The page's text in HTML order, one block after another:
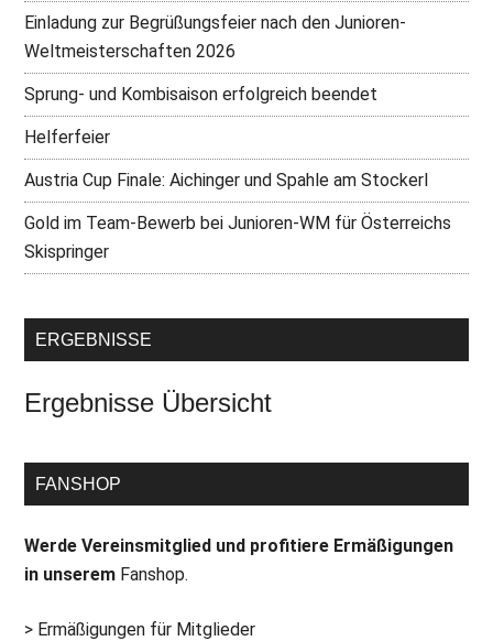
Einladung zur Begrüßungsfeier nach den Junioren-
Weltmeisterschaften 2026
Sprung- und Kombisaison erfolgreich beendet
Helferfeier
Austria Cup Finale: Aichinger und Spahle am Stockerl
Gold im Team-Bewerb bei Junioren-WM für Österreichs
Skispringer
ERGEBNISSE
Ergebnisse Übersicht
FANSHOP
Werde Vereinsmitglied und profitiere Ermäßigungen
in unserem Fanshop.
> Ermäßigungen für Mitglieder